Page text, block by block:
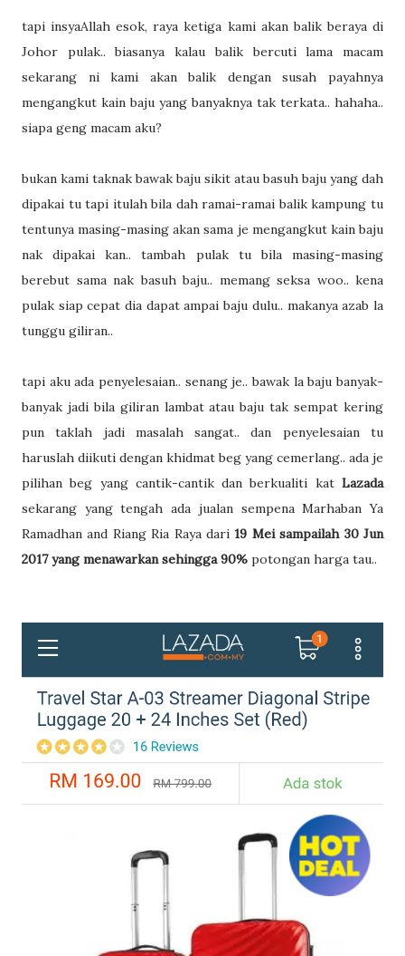
tapi insyaAllah esok, raya ketiga kami akan balik beraya di
Johor pulak.. biasanya kalau balik bercuti lama macam
sekarang ni kami akan balik dengan susah payahnya
mengangkut kain baju yang banyaknya tak terkata.. hahaha..
siapa geng macam aku?
bukan kami taknak bawak baju sikit atau basuh baju yang dah
dipakai tu tapi itulah bila dah ramai-ramai balik kampung tu
tentunya masing-masing akan sama je mengangkut kain baju
nak dipakai kan.. tambah pulak tu bila masing-masing
berebut sama nak basuh baju.. memang seksa woo.. kena
pulak siap cepat dia dapat ampai baju dulu.. makanya azab la
tunggu giliran..
tapi aku ada penyelesaian.. senang je.. bawak la baju banyak-
banyak jadi bila giliran lambat atau baju tak sempat kering
pun taklah jadi masalah sangat.. dan penyelesaian tu
haruslah diikuti dengan khidmat beg yang cemerlang.. ada je
pilihan beg yang cantik-cantik dan berkualiti kat Lazada
sekarang yang tengah ada jualan sempena Marhaban Ya
Ramadhan and Riang Ria Raya dari19 Mei sampailah 30 Jun
2017 yang menawarkan sehingga 90% potongan harga tau..